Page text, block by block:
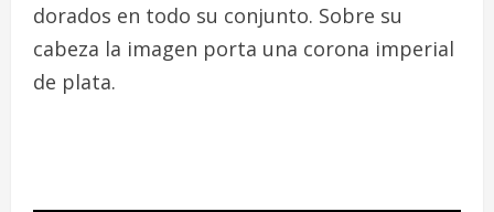
dorados en todo su conjunto. Sobre su
cabeza la imagen porta una corona imperial
de plata.